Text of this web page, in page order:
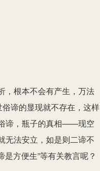
，根本不会有产生，万法
谛的显现就不存在，这样
谛，瓶子的真相——现空
无法安立，如是则二谛不
方便生”等有关教言呢？